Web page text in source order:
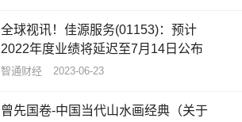
全球视讯！佳源服务(01153)：预计
2022年度业绩将延迟至7月14日公布
智通财经 2023-06-23
曾先国卷-中国当代山水画经典（关于